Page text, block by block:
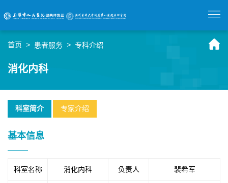
首页 > 患者服务 > 专科介绍
消化内科
科室简介 专家介绍
基本信息
科室名称 消化内科 负责人 裴希军